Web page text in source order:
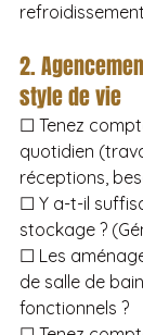
2.
style de vie
☐ Tenez
quotidien
réceptions,
☐ Y a-t-il
stockage ?
☐ Les
de salle de
fonctionnels ?